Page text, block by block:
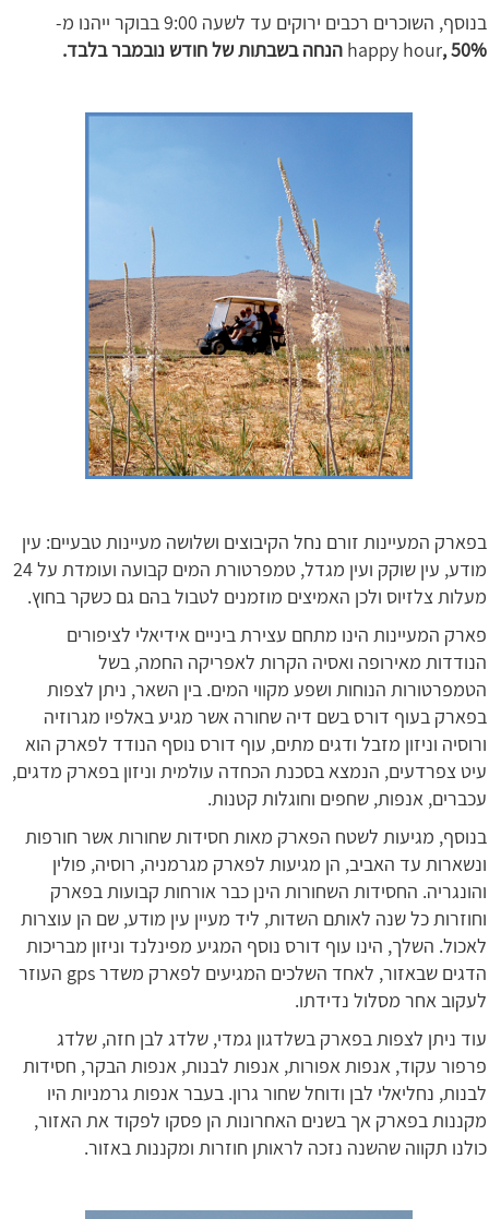
בנוסף, השוכרים רכבים ירוקים עד לשעה 9:00 בבוקר ייהנו מ-
happy hour, 50% הנחה בשבתות של חודש נובמבר בלבד.
בפארק המעיינות זורם נחל הקיבוצים ושלושה מעיינות טבעיים: עין
מודע, עין שוקק ועין מגדל, טמפרטורת המים קבועה ועומדת על 24
מעלות צלזיוס ולכן האמיצים מוזמנים לטבול בהם גם כשקר בחוץ.
פארק המעיינות הינו מתחם עצירת ביניים אידיאלי לציפורים
הנודדות מאירופה ואסיה הקרות לאפריקה החמה, בשל
הטמפרטורות הנוחות ושפע מקווי המים. בין השאר, ניתן לצפות
בפארק בעוף דורס בשם דיה שחורה אשר מגיע באלפיו מגרוזיה
ורוסיה וניזון מזבל ודגים מתים, עוף דורס נוסף הנודד לפארק הוא
עיט צפרדעים, הנמצא בסכנת הכחדה עולמית וניזון בפארק מדגים,
עכברים, אנפות, שחפים וחוגלות קטנות.
בנוסף, מגיעות לשטח הפארק מאות חסידות שחורות אשר חורפות
ונשארות עד האביב, הן מגיעות לפארק מגרמניה, רוסיה, פולין
והונגריה. החסידות השחורות הינן כבר אורחות קבועות בפארק
וחוזרות כל שנה לאותם השדות, ליד מעיין עין מודע, שם הן עוצרות
לאכול. השלך, הינו עוף דורס נוסף המגיע מפינלנד וניזון מבריכות
הדגים שבאזור, לאחד השלכים המגיעים לפארק משדר gps העוזר
לעקוב אחר מסלול נדידתו.
עוד ניתן לצפות בפארק בשלדגון גמדי, שלדג לבן חזה, שלדג
פרפור עקוד, אנפות אפורות, אנפות לבנות, אנפות הבקר, חסידות
לבנות, נחליאלי לבן ודוחל שחור גרון. בעבר אנפות גרמניות היו
מקננות בפארק אך בשנים האחרונות הן פסקו לפקוד את האזור,
כולנו תקווה שהשנה נזכה לראותן חוזרות ומקננות באזור.